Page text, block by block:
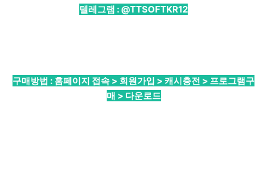
텔레그램 : @TTSOFTKR12
구매방법 : 홈페이지 접속 > 회원가입 > 캐시충전 > 프로그램구
매 > 다운로드